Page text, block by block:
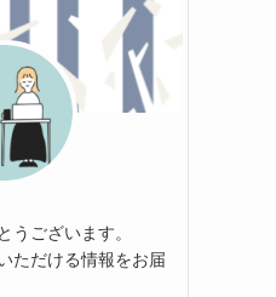
うございます。
ただける情報をお届